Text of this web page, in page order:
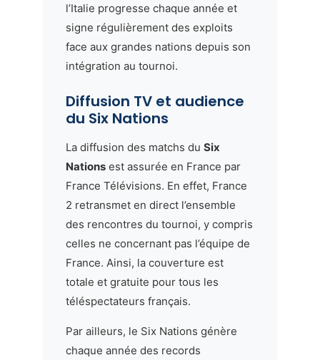
l’Italie progresse chaque année et
signe régulièrement des exploits
face aux grandes nations depuis son
intégration au tournoi.
Diffusion TV et audience
du Six Nations
La diffusion des matchs du Six
Nationsest assurée en France par
France Télévisions. En effet, France
2 retransmet en direct l’ensemble
des rencontres du tournoi, y compris
celles ne concernant pas l’équipe de
France. Ainsi, la couverture est
totale et gratuite pour tous les
téléspectateurs français.
Par ailleurs, le Six Nations génère
chaque année des records